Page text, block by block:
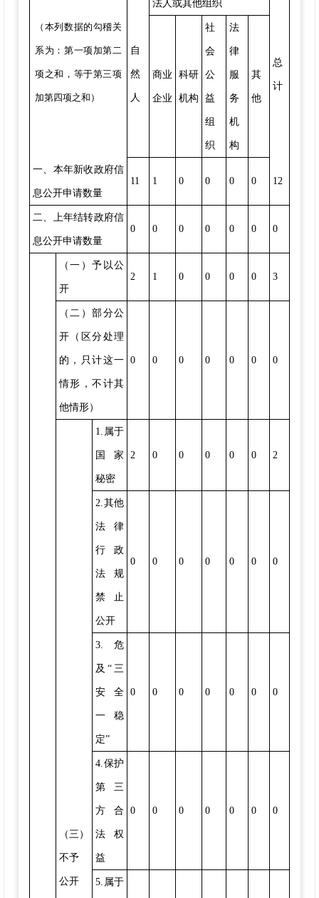
（本列数据的勾稽关
系为：第一项加第二
项之和，等于第三项
加第四项之和）
自
然
人
法人或其他组织
总
计
商业
企业
科研
机构
社
会
公
益
组
织
法
律
服
务
机
构
其
他
一、本年新收政府信
息公开申请数量
11 1 0 0 0 0 12
二、上年结转政府信
息公开申请数量
0 0 0 0 0 0 0
（一）予以公
开
2 1 0 0 0 0 3
（二）部分公
开（区分处理
的，只计这一
情形，不计其
他情形）
0 0 0 0 0 0 0
（三）
不予
公开
1.属于
国家
秘密
2 0 0 0 0 0 2
2.其他
法律
行政
法规
禁止
公开
0 0 0 0 0 0 0
3.危
及“三
安全
一稳
定”
0 0 0 0 0 0 0
4.保护
第三
方合
法权
益
0 0 0 0 0 0 0
5.属于